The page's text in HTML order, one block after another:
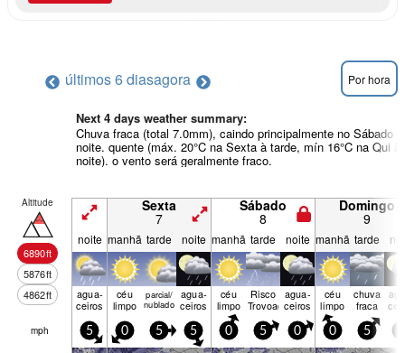
últimos 6 diasagora Por hora
Next 4 days weather summary:
Chuva fraca (total 7.0mm), caindo principalmente no Sábado à
noite. quente (máx. 20°C na Sexta à tarde, mín 16°C na Qui à
noite). o vento será geralmente fraco.
Altitude
6890ft
5876ft
4862ft
Sexta
7
Sábado
8
Domingo
9
noite manhã tarde noite manhã tarde noite manhã tarde
agua­
ceiros
céu
limpo
parcial/
nublado
agua­
ceiros
céu
limpo
Risco
Trovoada
agua­
ceiros
céu
limpo
chuva
fraca
mph 5 0 5 5 0 5 0 0 5